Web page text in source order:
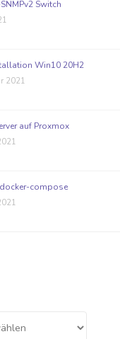
Switch
Win10 20H2
2021
auf Proxmox
compose